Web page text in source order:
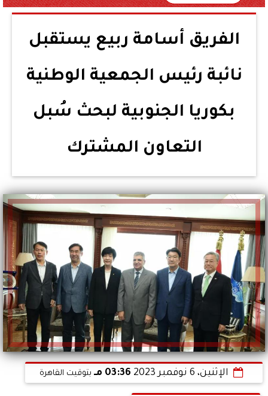
الفريق أسامة ربيع يستقبل
نائبة رئيس الجمعية الوطنية
بكوريا الجنوبية لبحث سُبل
التعاون المشترك
الإثنين، 6 نوفمبر 2023 03:36 مـ بتوقيت القاهرة